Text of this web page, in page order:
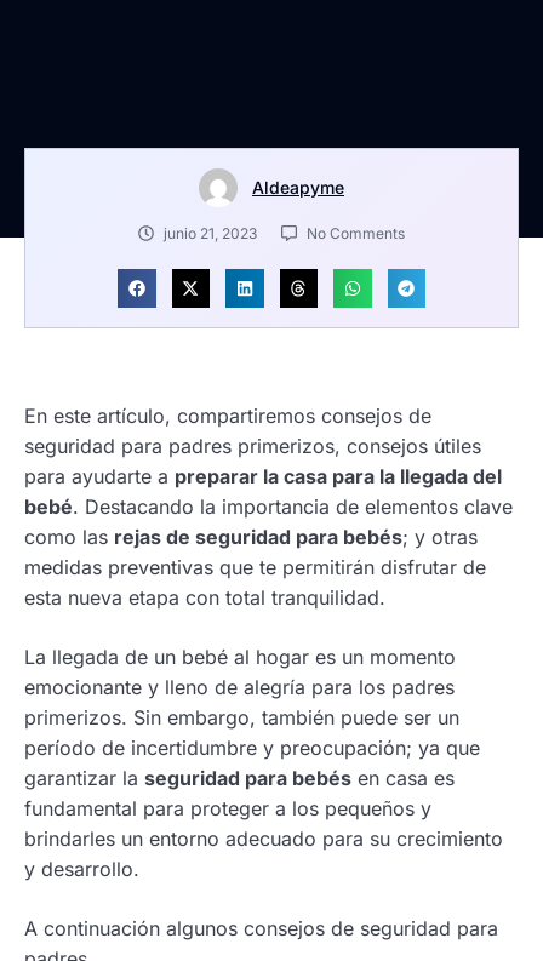
Aldeapyme
junio 21, 2023 No Comments
En este artículo, compartiremos consejos de
seguridad para padres primerizos, consejos útiles
para ayudarte a preparar la casa para la llegada del
bebé. Destacando la importancia de elementos clave
como las rejas de seguridad para bebés; y otras
medidas preventivas que te permitirán disfrutar de
esta nueva etapa con total tranquilidad.
La llegada de un bebé al hogar es un momento
emocionante y lleno de alegría para los padres
primerizos. Sin embargo, también puede ser un
período de incertidumbre y preocupación; ya que
garantizar la seguridad para bebés en casa es
fundamental para proteger a los pequeños y
brindarles un entorno adecuado para su crecimiento
y desarrollo.
A continuación algunos consejos de seguridad para